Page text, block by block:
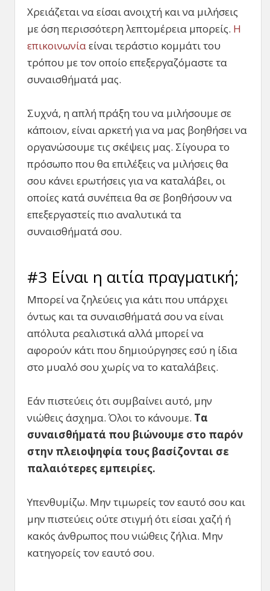
Χρειάζεται να είσαι ανοιχτή και να μιλήσεις
με όση περισσότερη λεπτομέρεια μπορείς. Η
επικοινωνίαείναι τεράστιο κομμάτι του
τρόπου με τον οποίο επεξεργαζόμαστε τα
συναισθήματά μας.
Συχνά, η απλή πράξη του να μιλήσουμε σε
κάποιον, είναι αρκετή για να μας βοηθήσει να
οργανώσουμε τις σκέψεις μας. Σίγουρα το
πρόσωπο που θα επιλέξεις να μιλήσεις θα
σου κάνει ερωτήσεις για να καταλάβει, οι
οποίες κατά συνέπεια θα σε βοηθήσουν να
επεξεργαστείς πιο αναλυτικά τα
συναισθήματά σου.
#3 Είναι η αιτία πραγματική;
Μπορεί να ζηλεύεις για κάτι που υπάρχει
όντως και τα συναισθήματά σου να είναι
απόλυτα ρεαλιστικά αλλά μπορεί να
αφορούν κάτι που δημιούργησες εσύ η ίδια
στο μυαλό σου χωρίς να το καταλάβεις.
Εάν πιστεύεις ότι συμβαίνει αυτό, μην
νιώθεις άσχημα. Όλοι το κάνουμε. Τα
συναισθήματά που βιώνουμε στο παρόν
στην πλειοψηφία τους βασίζονται σε
παλαιότερες εμπειρίες.
Υπενθυμίζω. Μην τιμωρείς τον εαυτό σου και
μην πιστεύεις ούτε στιγμή ότι είσαι χαζή ή
κακός άνθρωπος που νιώθεις ζήλια. Μην
κατηγορείς τον εαυτό σου.